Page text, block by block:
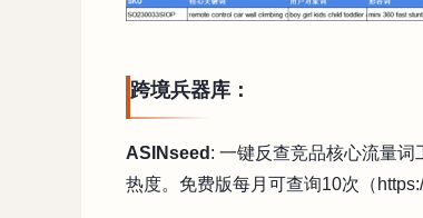
跨境兵器库：
ASINseed : 一键反查竞品核心流量
热度。免费版每月可查询10次（